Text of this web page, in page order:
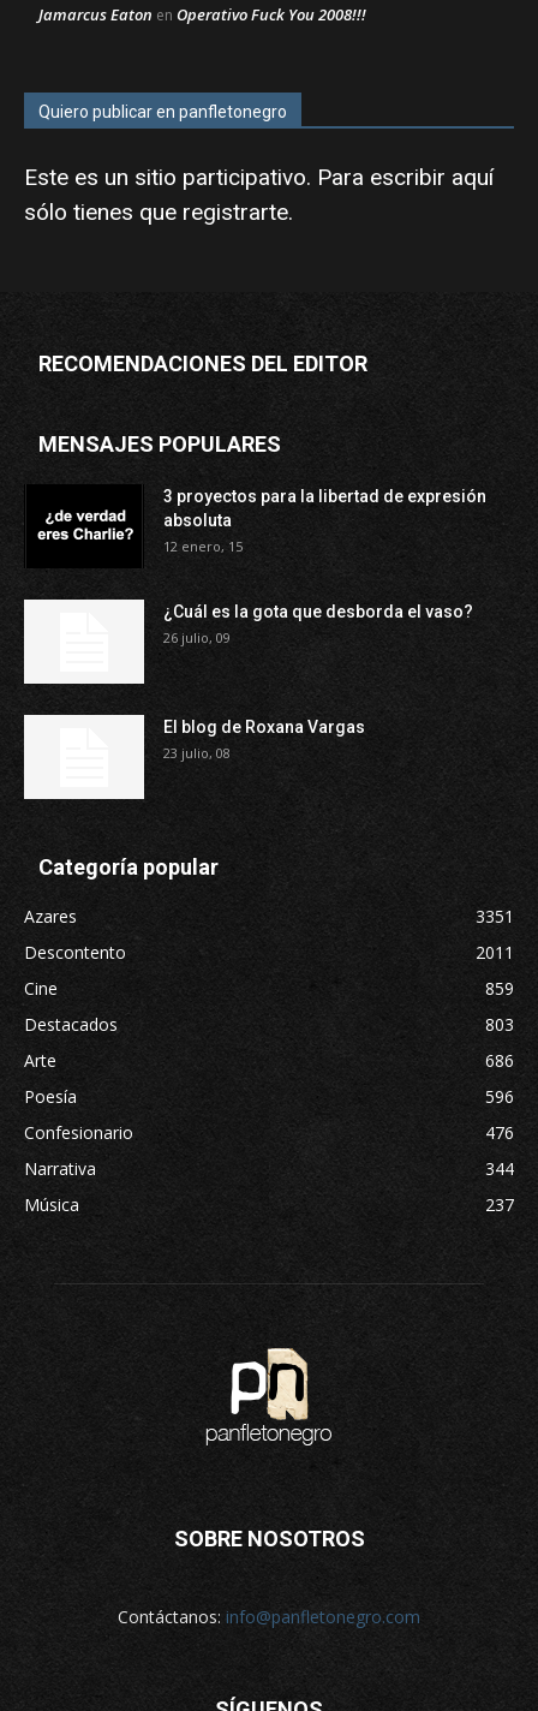
Jamarcus Eaton en Operativo Fuck You 2008!!!
Quiero publicar en panfletonegro
Este es un sitio participativo. Para escribir aquí
sólo tienes que registrarte.
RECOMENDACIONES DEL EDITOR
MENSAJES POPULARES
3 proyectos para la libertad de expresión
absoluta
12 enero, 15
¿Cuál es la gota que desborda el vaso?
26 julio, 09
El blog de Roxana Vargas
23 julio, 08
Categoría popular
Azares
3351
Descontento
2011
Cine
859
Destacados
803
Arte
686
Poesía
596
Confesionario
476
Narrativa
344
Música
237
SOBRE NOSOTROS
Contáctanos: info@panfletonegro.com